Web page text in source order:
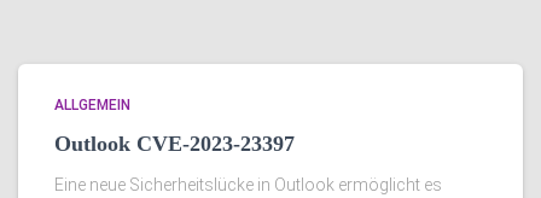
ALLGEMEIN
Outlook CVE-2023-23397
Eine neue Sicherheitslücke in Outlook ermöglicht es